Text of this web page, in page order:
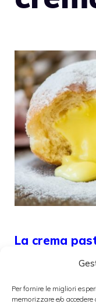
Per fornire le migliori
memorizzare e/o
La crema